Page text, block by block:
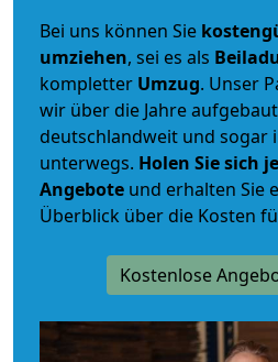
Bei uns können Sie
umziehen, sei es als
kompletter Umzug. Unser
wir über die Jahre
deutschlandweit und sogar
unterwegs. Holen Sie sich
Angebote und erhalten Sie
Überblick über die Kosten
Kostenlose